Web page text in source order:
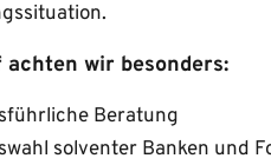
achten wir besonders:
Beratung
solventer Banken und